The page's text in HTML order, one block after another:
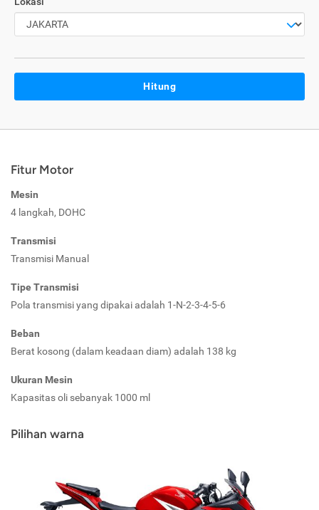
Hitung
Fitur Motor
Mesin
4 langkah, DOHC
Transmisi
Transmisi Manual
Tipe Transmisi
Pola transmisi yang dipakai adalah 1-N-2-3-4-5-6
Beban
Berat kosong (dalam keadaan diam) adalah 138 kg
Ukuran Mesin
Kapasitas oli sebanyak 1000 ml
Pilihan warna